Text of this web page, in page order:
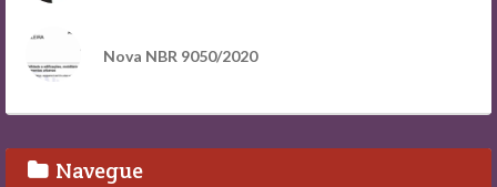
Nova NBR 9050/2020
Navegue